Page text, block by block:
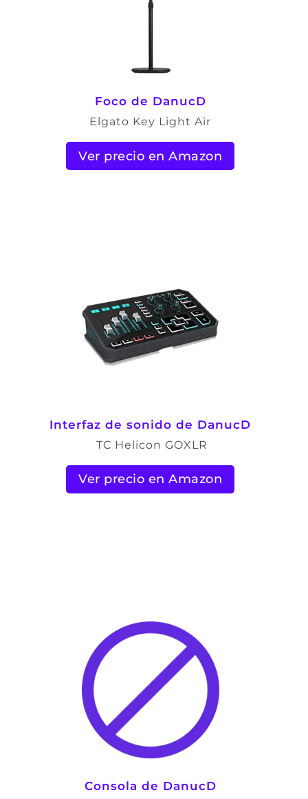
Foco de DanucD
Elgato Key Light Air
Ver precio en Amazon
Interfaz de sonido de DanucD
TC Helicon GOXLR
Ver precio en Amazon
Consola de DanucD